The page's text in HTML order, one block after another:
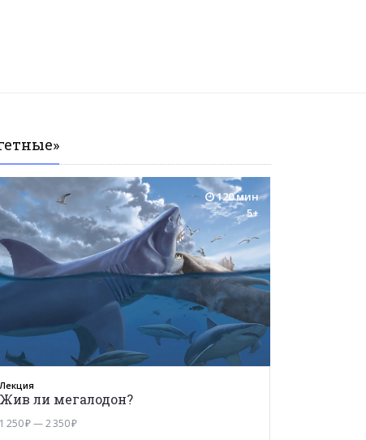
120 мин
5+
Лекция
Жив ли мегалодон?
1 250 ₽ — 2 350 ₽